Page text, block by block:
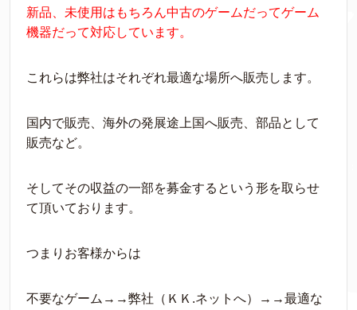
新品、未使用はもちろん中古のゲームだってゲーム
機器だって対応しています。
これらは弊社はそれぞれ最適な場所へ販売します。
国内で販売、海外の発展途上国へ販売、部品として
販売など。
そしてその収益の一部を募金するという形を取らせ
て頂いております。
つまりお客様からは
不要なゲーム→→弊社（ＫＫ.ネットへ）→→最適な